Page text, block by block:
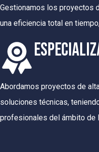
Gestionamos los proyectos
una eficiencia total en
Abordamos proyectos de
soluciones técnicas,
profesionales del ámbito de